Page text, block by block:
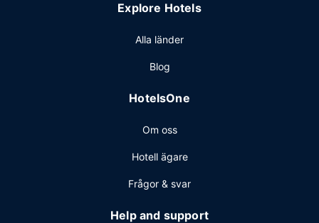
runt, kemtvätt/tvättjänster och reception (öppen dygnet
såsom konferensrum och mötesrum. Avgiftsfri parkering
Explore Hotels
Alla länder
Blog
HotelsOne
Om oss
Hotell ägare
Frågor & svar
Help and support